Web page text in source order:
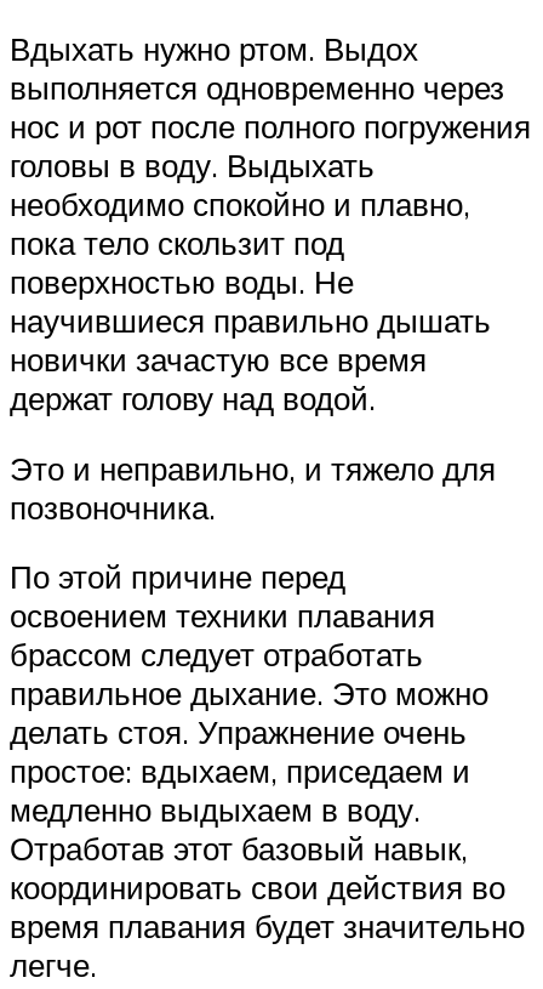
Вдыхать нужно ртом. Выдох
выполняется одновременно через
нос и рот после полного погружения
головы в воду. Выдыхать
необходимо спокойно и плавно,
пока тело скользит под
поверхностью воды. Не
научившиеся правильно дышать
новички зачастую все время
держат голову над водой.
Это и неправильно, и тяжело для
позвоночника.
По этой причине перед
освоением техники плавания
брассом следует отработать
правильное дыхание. Это можно
делать стоя. Упражнение очень
простое: вдыхаем, приседаем и
медленно выдыхаем в воду.
Отработав этот базовый навык,
координировать свои действия во
время плавания будет значительно
легче.